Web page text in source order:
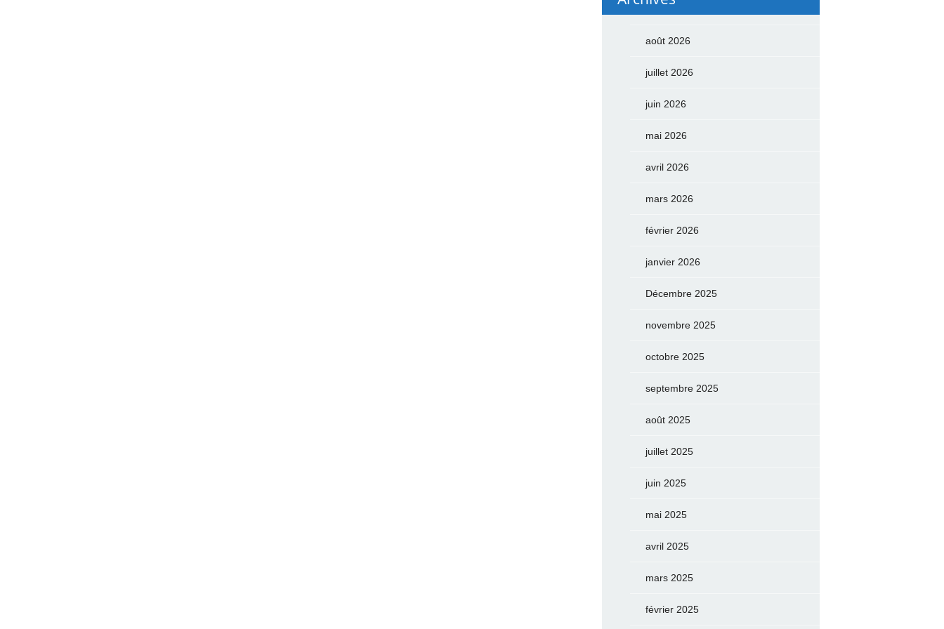
août 2026
juillet 2026
juin 2026
mai 2026
avril 2026
mars 2026
février 2026
janvier 2026
Décembre 2025
novembre 2025
octobre 2025
septembre 2025
août 2025
juillet 2025
juin 2025
mai 2025
avril 2025
mars 2025
février 2025